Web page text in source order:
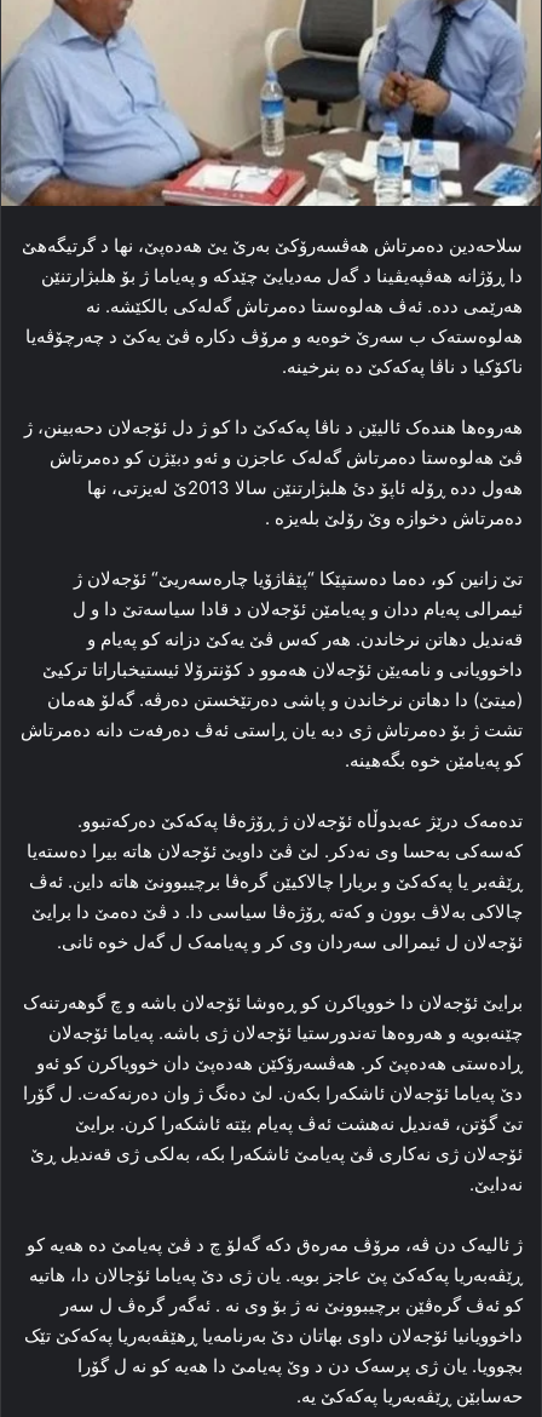
سلاحەدین ده‌مرتاش هه‌ڤسه‌رۆکێ بەرێ یێ ھەدەپێ، نها د گرتیگه‌هێ
دا ڕۆژانه‌ هه‌ڤپه‌یڤینا د گه‌ل مه‌دیایێ چێدکه‌ و په‌یاما ژ بۆ هلبژارتنێن
هه‌رێمی دده‌. ئه‌ڤ هه‌لوه‌ستا ده‌مرتاش گه‌له‌کی بالکێشه‌. نه‌
هه‌لوه‌سته‌ک ب سه‌رێ خوه‌یه‌ و مرۆڤ دکاره‌ ڤێ یه‌کێ د چه‌رچۆڤه‌یا
ناکۆکیا د ناڤا پەکەکێ ده‌ بنرخینه‌.
هه‌روه‌ها هنده‌ک ئالیێن د ناڤا پەکەکێ دا کو ژ دل ئۆجەلان دحه‌بینن، ژ
ڤێ هه‌لوه‌ستا ده‌مرتاش گه‌له‌ک عاجزن و ئه‌و دبێژن کو ده‌مرتاش
هه‌ول دده‌ ڕۆله‌ ئاپۆ دئ ھلبژارتنێن سالا 2013ێ لەیزتی، نها
ده‌مرتاش دخوازه‌ وێ رۆلێ بله‌یزه‌ .
تێ زانین کو، ده‌ما ده‌ستپێکا “پێڤاژۆیا چاره‌سه‌ریێ“ ئۆجەلان ژ
ئیمرالی په‌یام ددان و په‌یامێن ئۆجەلان د قادا سیاسه‌تێ دا و ل
قەندیل دهاتن نرخاندن. ھەر كەس ڤێ یەكێ دزانە کو په‌یام و
داخوویانی و نامه‌یێن ئۆجەلان هه‌موو د کۆنترۆلا ئیستیخباراتا تركیێ
(میتێ) دا دهاتن نرخاندن و پاشی ده‌رتێخستن ده‌رڤه‌. گه‌لۆ هه‌مان
تشت ژ بۆ ده‌مرتاش ژی دبه‌ یان ڕاستی ئه‌ڤ ده‌رفه‌ت دانه‌ ده‌مرتاش
کو په‌یامێن خوه‌ بگەهینه‌.
تده‌مه‌ک درێژ عەبدوڵاه ئۆجەلان ژ ڕۆژه‌ڤا پەکەکێ ده‌رکه‌تبوو.
که‌سه‌کی به‌حسا وی نەدكر. لێ ڤێ داویێ ئۆجەلان هاته‌ بیرا ده‌سته‌یا
ڕێڤه‌بر یا پەکەکێ و بریارا چالاکیێن گره‌ڤا برچیبوونێ هاته‌ داین. ئه‌ڤ
چالاکی به‌لاڤ بوون و که‌ته‌ ڕۆژه‌ڤا سیاسی دا. د ڤێ ده‌مێ دا برایێ
ئۆجەلان ل ئیمرالی سه‌ردان وی کر و په‌یامه‌ک ل گه‌ل خوه‌ ئانی.
برایێ ئۆجەلان دا خوویاکرن کو ڕه‌وشا ئۆجەلان باشه‌ و چ گوهه‌رتنه‌ک
چێنەبویە و هه‌روه‌ها ته‌ندورستیا ئۆجەلان ژی باشە. په‌یاما ئۆجەلان
ڕاده‌ستی هەدەپێ کر. هه‌ڤسه‌رۆکێن هەدەپێ دان خوویاکرن کو ئه‌و
دێ په‌یاما ئۆجەلان ئاشکه‌را بکەن. لێ ده‌نگ ژ وان ده‌رنه‌که‌ت. ل گۆرا
تێ گۆتن، قه‌ندیل نه‌هشت ئه‌ڤ په‌یام بێته‌ ئاشکه‌را کرن. برایێ
ئۆجەلان ژی نه‌کاری ڤێ په‌یامێ ئاشکه‌را بکه‌، به‌لکی ژی قه‌ندیل ڕێ
نه‌دایێ.
ژ ئالیه‌ک دن ڤە، مرۆڤ مه‌ره‌ق دکه‌ گه‌لۆ چ د ڤێ په‌یامێ ده‌ هه‌یه‌ کو
ڕێڤه‌به‌ریا پەکەکێ پێ عاجز بویە. یان ژی دێ په‌یاما ئۆجالان دا، هاتیه‌
کو ئه‌ڤ گره‌ڤێن برچیبوونێ نه‌ ژ بۆ وی نه‌ . ئه‌گه‌ر گره‌ڤ ل سه‌ر
داخوویانیا ئۆجەلان داوی بهاتان دێ به‌رنامه‌یا ڕهێڤه‌به‌ریا پەکەکێ تێک
بچوویا. یان ژی پرسه‌ک دن د وێ پەیامێ دا ھەیە کو نه‌ ل گۆرا
حه‌سابێن ڕێڤه‌به‌ریا پەکەکێ یه‌.